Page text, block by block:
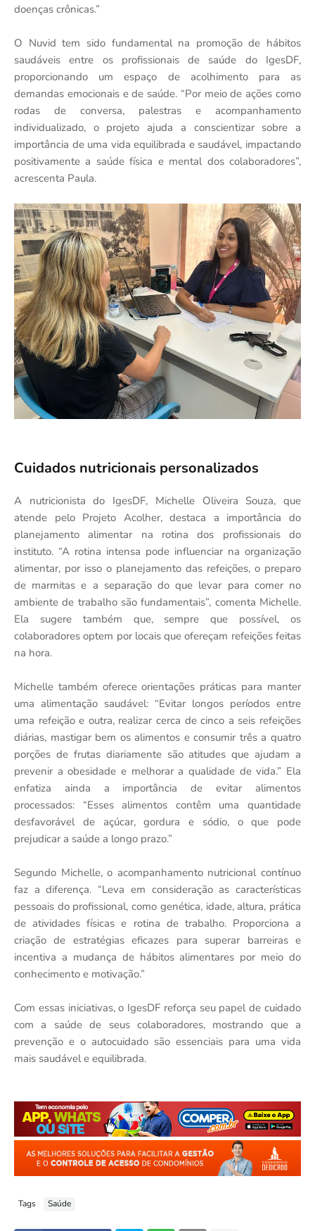
doenças crônicas.”
O Nuvid tem sido fundamental na promoção de hábitos
saudáveis entre os profissionais de saúde do IgesDF,
proporcionando um espaço de acolhimento para as
demandas emocionais e de saúde. “Por meio de ações como
rodas de conversa, palestras e acompanhamento
individualizado, o projeto ajuda a conscientizar sobre a
importância de uma vida equilibrada e saudável, impactando
positivamente a saúde física e mental dos colaboradores”,
acrescenta Paula.
Cuidados nutricionais personalizados
A nutricionista do IgesDF, Michelle Oliveira Souza, que
atende pelo Projeto Acolher, destaca a importância do
planejamento alimentar na rotina dos profissionais do
instituto. “A rotina intensa pode influenciar na organização
alimentar, por isso o planejamento das refeições, o preparo
de marmitas e a separação do que levar para comer no
ambiente de trabalho são fundamentais”, comenta Michelle.
Ela sugere também que, sempre que possível, os
colaboradores optem por locais que ofereçam refeições feitas
na hora.
Michelle também oferece orientações práticas para manter
uma alimentação saudável: “Evitar longos períodos entre
uma refeição e outra, realizar cerca de cinco a seis refeições
diárias, mastigar bem os alimentos e consumir três a quatro
porções de frutas diariamente são atitudes que ajudam a
prevenir a obesidade e melhorar a qualidade de vida.” Ela
enfatiza ainda a importância de evitar alimentos
processados: “Esses alimentos contêm uma quantidade
desfavorável de açúcar, gordura e sódio, o que pode
prejudicar a saúde a longo prazo.”
Segundo Michelle, o acompanhamento nutricional contínuo
faz a diferença. “Leva em consideração as características
pessoais do profissional, como genética, idade, altura, prática
de atividades físicas e rotina de trabalho. Proporciona a
criação de estratégias eficazes para superar barreiras e
incentiva a mudança de hábitos alimentares por meio do
conhecimento e motivação.”
Com essas iniciativas, o IgesDF reforça seu papel de cuidado
com a saúde de seus colaboradores, mostrando que a
prevenção e o autocuidado são essenciais para uma vida
mais saudável e equilibrada.
Tags Saúde